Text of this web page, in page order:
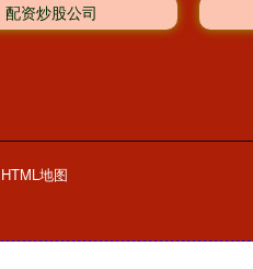
配资炒股公司
HTML地图